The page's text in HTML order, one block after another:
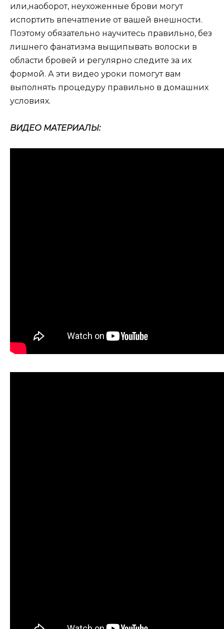
или,наоборот, неухоженные брови могут
испортить впечатление от вашей внешности.
Поэтому обязательно научитесь правильно, без
лишнего фанатизма выщипывать волоски в
области бровей и регулярно следите за их
формой. А эти видео уроки помогут вам
выполнять процедуру правильно в домашних
условиях.
ВИДЕО МАТЕРИАЛЫ: